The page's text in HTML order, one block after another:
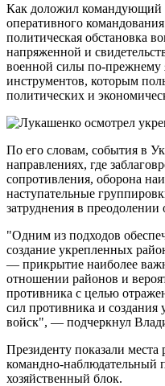
Как доложил командующий
оперативного
политическая обстановка
напряженной и
военной силы по-прежнему
инструментов, которым
политических и
По его словам, события в
направлениях, где
сопротивления, оборона
наступательные
затруднения в
"Одним из подходов
создание укрепленных
— прикрытие наиболее
отношении районов и
противника с целью
сил противника и
войск", — подчеркнул
Президенту показали места
командно-наблюдательный
хозяйственный блок.